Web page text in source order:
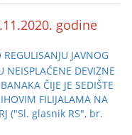
godine
JAVNOG
NEISPLAĆENE DEVIZNE
ČIJE JE SEDIŠTE
FILIJALAMA NA
("Sl. glasnik RS", br.